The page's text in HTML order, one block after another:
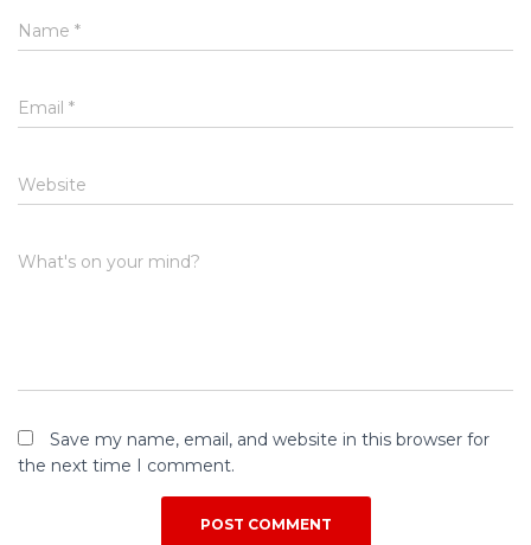
Name *
Email *
Website
What's on your mind?
Save my name, email, and website in this browser for
the next time I comment.